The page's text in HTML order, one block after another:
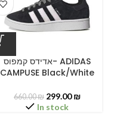
אדידס קמפוס- ADIDAS
CAMPUSE Black/White
660.00₪ 299.00₪
In stock